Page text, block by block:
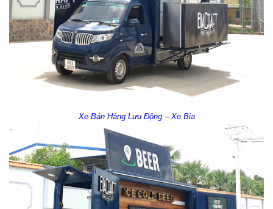
Xe Bán Hàng Lưu Động – Xe Bia